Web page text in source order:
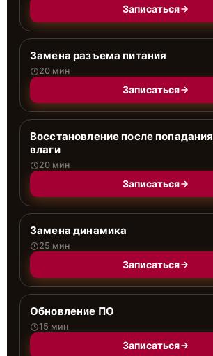
Записаться
Замена разъема питания
20 мин
Записаться
Восстановление после попадания
влаги
20 мин
Записаться
Замена динамика
25 мин
Записаться
Обновление ПО
15 мин
Записаться